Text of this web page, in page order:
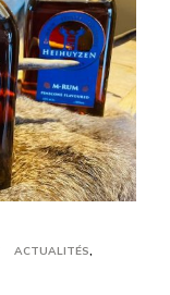
ACTUALITÉS